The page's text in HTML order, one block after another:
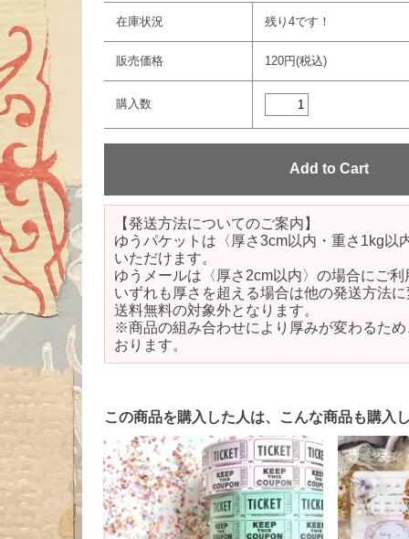
在庫状況 残り4です！
販売価格 120円(税込)
購入数
【発送方法についてのご案内】
ゆうパケットは〈厚さ3cm以内・重さ1kg以
いただけます。
ゆうメールは〈厚さ2cm以内〉の場合にご
いずれも厚さを超える場合は他の発送方法
送料無料の対象外となります。
※商品の組み合わせにより厚みが変わるた
おります。
この商品を購入した人は、こんな商品も購入